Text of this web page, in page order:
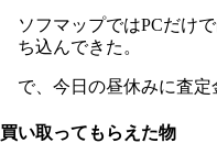
ソフマップではPCだけ
ち込んできた。
で、今日の昼休みに査定
買い取ってもらえた物